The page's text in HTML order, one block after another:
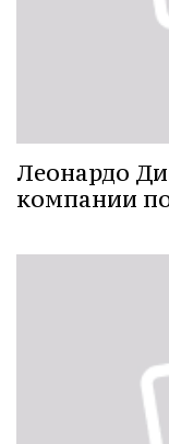
Леонардо
компании